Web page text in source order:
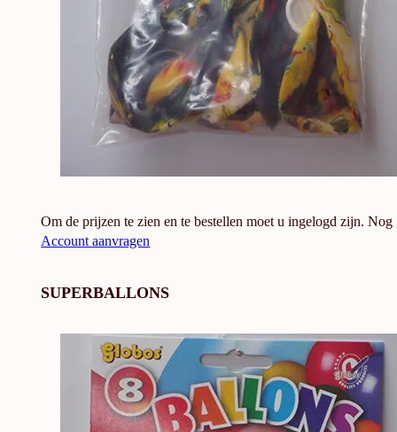
Om de prijzen te zien en te bestellen moet u ingelogd zijn. Nog
Account aanvragen
SUPERBALLONS